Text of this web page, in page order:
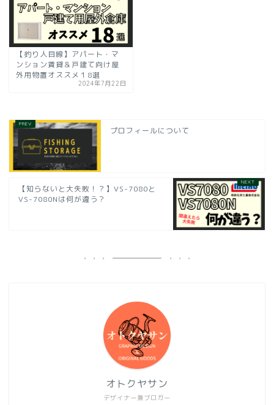
【釣り人目線】アパート・マ
ンション賃貸＆戸建て向け屋
外用物置オススメ１8選
2024年7月22日
プロフィールについて
【知らないと大失敗！？】VS-7080と
VS-7080Nは何が違う？
デザイナー兼ブロガー
オトクヤサン